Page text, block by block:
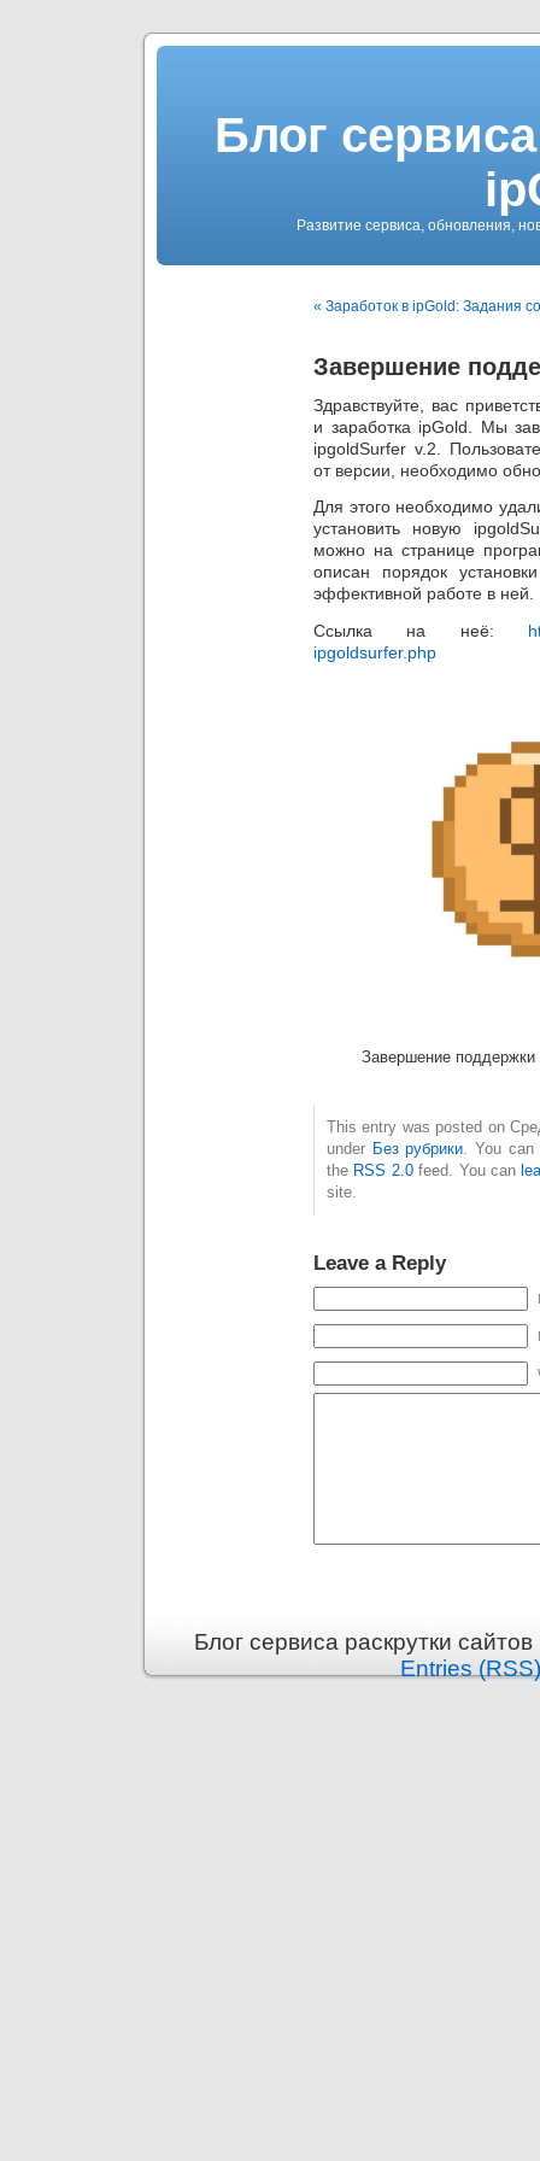
Блог
Развитие сервиса, обновления,
« Заработок в ipGold: Задания
Завершение
Здравствуйте, вас
и заработка ipGold. Мы
ipgoldSurfer v.2.
от версии, необходимо
Для этого необходимо
установить новую
можно на странице
описан порядок
эффективной работе в ней.
Ссылка на неё:
ipgoldsurfer.php
Завершение поддержки
This entry was posted on
under Без рубрики. You can
the RSS 2.0feed. You can
site.
Leave a Reply
Блог сервиса раскрутки
Entries (RSS)